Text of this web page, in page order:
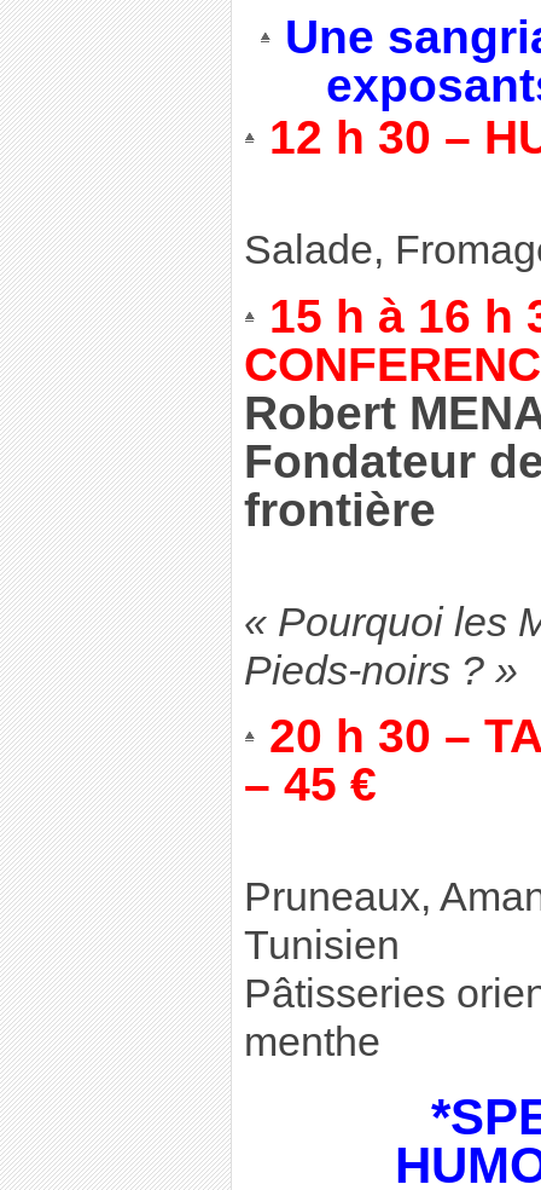
Une
12 h 30 –
Salade,
15 h à 16 h
Robert
Fondateur
frontière
« Pourquoi les
Pieds-noirs ? »
20 h 30 –
– 45 €
Pruneaux,
Tunisien
Pâtisseries
menthe